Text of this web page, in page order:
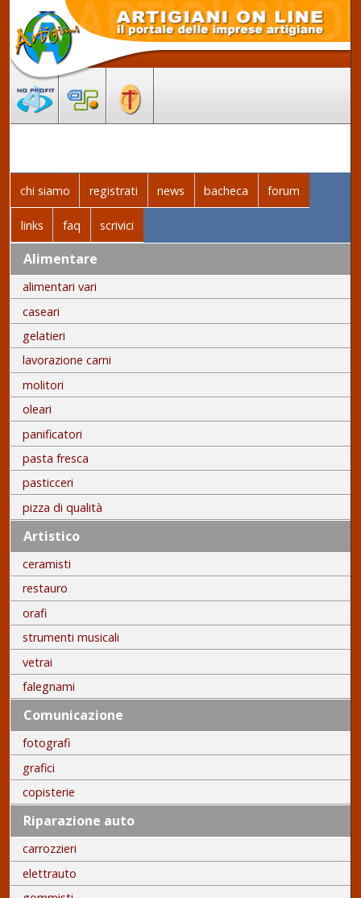
chi siamo registrati news bacheca forum
links faq scrivici
Alimentare
alimentari vari
caseari
gelatieri
lavorazione carni
molitori
oleari
panificatori
pasta fresca
pasticceri
pizza di qualità
Artistico
ceramisti
restauro
orafi
strumenti musicali
vetrai
falegnami
Comunicazione
fotografi
grafici
copisterie
Riparazione auto
carrozzieri
elettrauto